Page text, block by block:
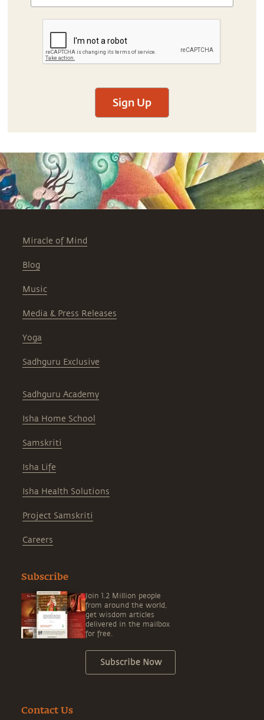
Sign Up
Miracle of Mind
Blog
Music
Media & Press Releases
Yoga
Sadhguru Exclusive
Sadhguru Academy
Isha Home School
Samskriti
Isha Life
Isha Health Solutions
Project Samskriti
Careers
Subscribe
Join 1.2 Million people
from around the world,
get wisdom articles
delivered in the mailbox
for free.
Subscribe Now
Contact Us